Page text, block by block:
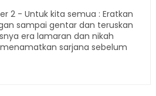
2 - Untuk kita semua : Eratkan
sampai gentar dan teruskan
era lamaran dan nikah
sarjana sebelum